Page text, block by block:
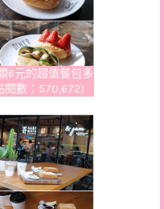
6元的超值餐包多
閱數：570,672)